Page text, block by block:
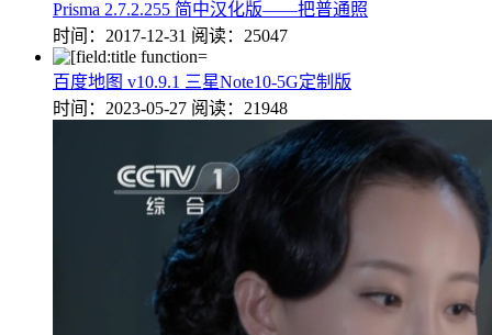
Prisma 2.7.2.255 简中汉化版——把普通照
时间：2017-12-31 阅读：25047
百度地图 v10.9.1 三星Note10-5G定制版
时间：2023-05-27 阅读：21948